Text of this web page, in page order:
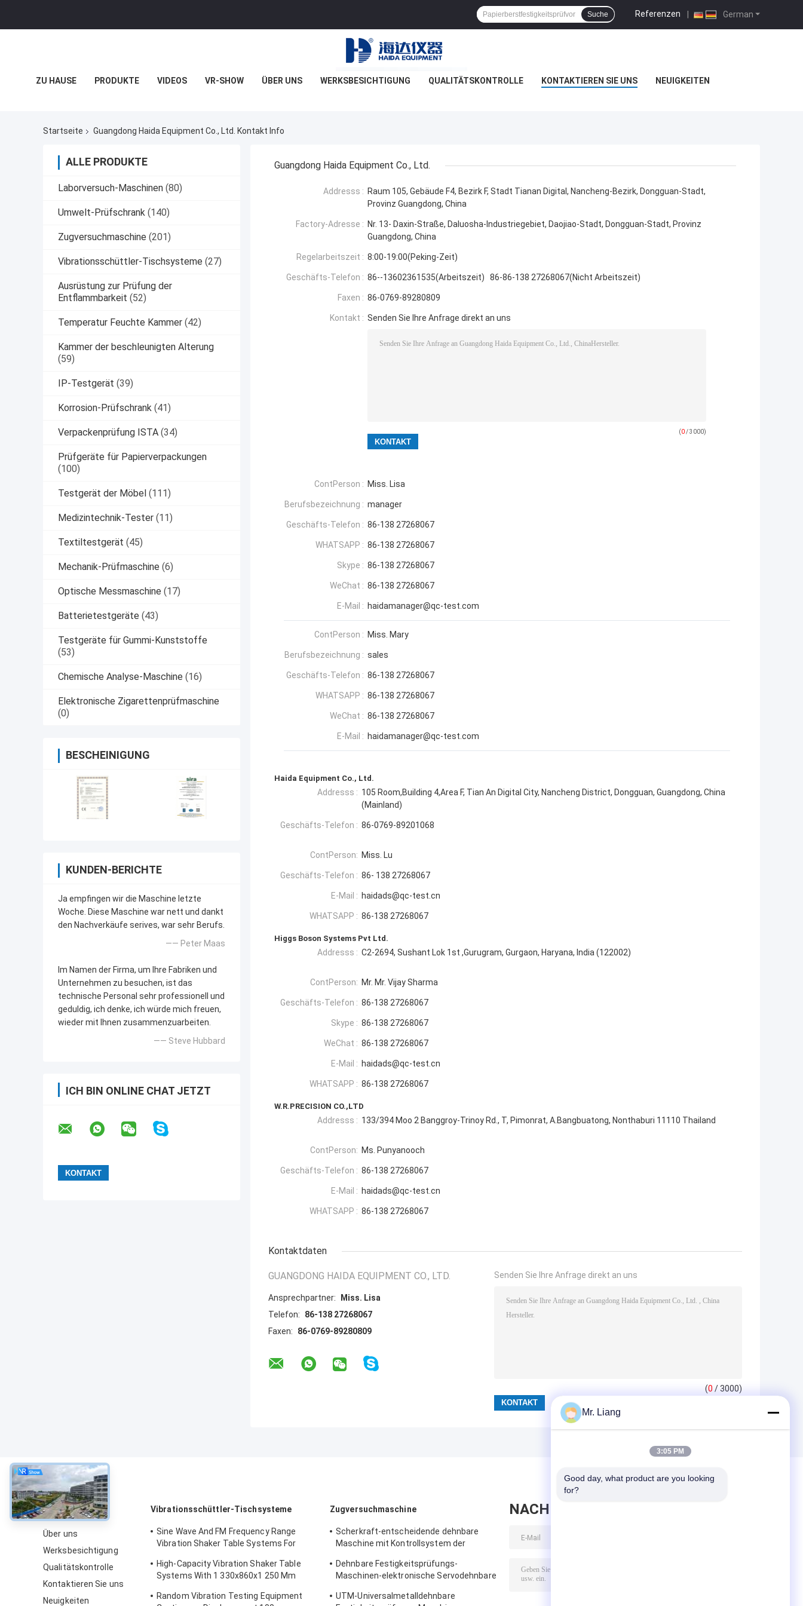
German
Referenzen |
Suche
ZU HAUSE PRODUKTE VIDEOS VR-SHOW ÜBER UNS WERKSBESICHTIGUNG QUALITÄTSKONTROLLE KONTAKTIEREN SIE UNS NEUIGKEITEN
Startseite Guangdong Haida Equipment Co., Ltd. Kontakt Info
ALLE PRODUKTE
Laborversuch-Maschinen (80)
Umwelt-Prüfschrank (140)
Zugversuchmaschine (201)
Vibrationsschüttler-Tischsysteme (27)
Ausrüstung zur Prüfung der
Entflammbarkeit (52)
Temperatur Feuchte Kammer (42)
Kammer der beschleunigten Alterung
(59)
IP-Testgerät (39)
Korrosion-Prüfschrank (41)
Verpackenprüfung ISTA (34)
Prüfgeräte für Papierverpackungen
(100)
Testgerät der Möbel (111)
Medizintechnik-Tester (11)
Textiltestgerät (45)
Mechanik-Prüfmaschine (6)
Optische Messmaschine (17)
Batterietestgeräte (43)
Testgeräte für Gummi-Kunststoffe
(53)
Chemische Analyse-Maschine (16)
Elektronische Zigarettenprüfmaschine
(0)
BESCHEINIGUNG
KUNDEN-BERICHTE
Ja empfingen wir die Maschine letzte
Woche. Diese Maschine war nett und dankt
den Nachverkäufe serives, war sehr Berufs.
—— Peter Maas
Im Namen der Firma, um Ihre Fabriken und
Unternehmen zu besuchen, ist das
technische Personal sehr professionell und
geduldig, ich denke, ich würde mich freuen,
wieder mit Ihnen zusammenzuarbeiten.
—— Steve Hubbard
ICH BIN ONLINE CHAT JETZT
Guangdong Haida Equipment Co., Ltd.
Addresss : Raum 105, Gebäude F4, Bezirk F, Stadt Tianan Digital, Nancheng-Bezirk, Dongguan-Stadt,
Provinz Guangdong, China
Factory-Adresse : Nr. 13- Daxin-Straße, Daluosha-Industriegebiet, Daojiao-Stadt, Dongguan-Stadt, Provinz
Guangdong, China
Regelarbeitszeit : 8:00-19:00(Peking-Zeit)
Geschäfts-Telefon : 86--13602361535(Arbeitszeit) 86-86-138 27268067(Nicht Arbeitszeit)
Faxen : 86-0769-89280809
Kontakt : Senden Sie Ihre Anfrage direkt an uns
(0/ 3000)
ContPerson : Miss. Lisa
Berufsbezeichnung : manager
Geschäfts-Telefon : 86-138 27268067
WHATSAPP : 86-138 27268067
Skype : 86-138 27268067
WeChat : 86-138 27268067
E-Mail : haidamanager@qc-test.com
ContPerson : Miss. Mary
Berufsbezeichnung : sales
Geschäfts-Telefon : 86-138 27268067
WHATSAPP : 86-138 27268067
WeChat : 86-138 27268067
E-Mail : haidamanager@qc-test.com
Haida Equipment Co., Ltd.
Addresss : 105 Room,Building 4,Area F, Tian An Digital City, Nancheng District, Dongguan, Guangdong, China
(Mainland)
Geschäfts-Telefon : 86-0769-89201068
ContPerson: Miss. Lu
Geschäfts-Telefon : 86- 138 27268067
E-Mail : haidads@qc-test.cn
WHATSAPP : 86-138 27268067
Higgs Boson Systems Pvt Ltd.
Addresss : C2-2694, Sushant Lok 1st ,Gurugram, Gurgaon, Haryana, India (122002)
ContPerson: Mr. Mr. Vijay Sharma
Geschäfts-Telefon : 86-138 27268067
Skype : 86-138 27268067
WeChat : 86-138 27268067
E-Mail : haidads@qc-test.cn
WHATSAPP : 86-138 27268067
W.R.PRECISION CO.,LTD
Addresss : 133/394 Moo 2 Banggroy-Trinoy Rd., T, Pimonrat, A.Bangbuatong, Nonthaburi 11110 Thailand
ContPerson: Ms. Punyanooch
Geschäfts-Telefon : 86-138 27268067
E-Mail : haidads@qc-test.cn
WHATSAPP : 86-138 27268067
Kontaktdaten
GUANGDONG HAIDA EQUIPMENT CO., LTD.
Ansprechpartner:
Miss. Lisa
Telefon:
86-138 27268067
Faxen:
86-0769-89280809
Senden Sie Ihre Anfrage direkt an uns
(0 / 3000)
über
Über uns
Werksbesichtigung
Qualitätskontrolle
Kontaktieren Sie uns
Neuigkeiten
Vibrationsschüttler-Tischsysteme
Sine Wave And FM Frequency Range
Vibration Shaker Table Systems For
Computer
High-Capacity Vibration Shaker Table
Systems With 1 330x860x1 250 Mm
Vibration Controller
Random Vibration Testing Equipment
Zugversuchmaschine
Scherkraft-entscheidende dehnbare
Maschine mit Kontrollsystem der
Dehnbare Festigkeitsprüfungs-
Maschinen-elektronische Servodehnbare
UTM-Universalmetalldehnbare
NACHRICHT HINTERLASSEN
Mr. Liang
3:05 PM
Good day, what product are you looking
for?